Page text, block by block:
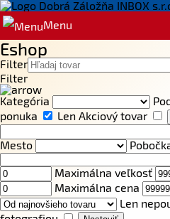
Menu
Eshop
Filter
Filter
Kategória
ponuka
Len Akciový tovar
Mesto
Maximálna veľkosť
Maximálna cena
Len